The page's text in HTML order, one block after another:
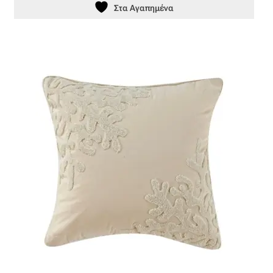
Ταφτάς (ταυτάς)
Τρεβίρα
Υφαντό
Φιλ-κουπέ
Φλάμα
Φόδρα
Στα Αγαπημένα